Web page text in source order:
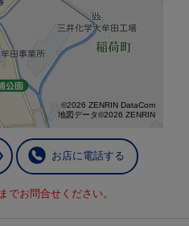
©2026 ZENRIN DataCom
地図データ©2026 ZENRIN
お店に電話する
でお問合せください。